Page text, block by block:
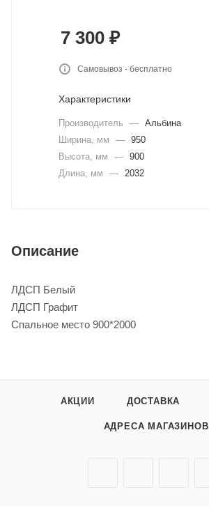
7 300 ₽
Самовывоз - бесплатно
Характеристики
Производитель — Альбина
Ширина, мм
— 950
Высота, мм
— 900
Длина, мм
— 2032
Описание
ЛДСП Белый
ЛДСП Графит
Спальное место 900*2000
АКЦИИ ДОСТАВКА
АДРЕСА МАГАЗИНОВ